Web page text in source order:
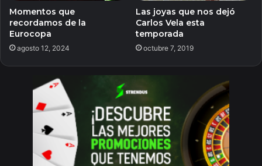
Momentos que
recordamos de la
Eurocopa
agosto 12, 2024
Las joyas que nos dejó
Carlos Vela esta
temporada
octubre 7, 2019